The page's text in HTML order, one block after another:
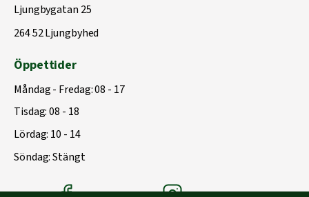
Ljungbygatan 25
264 52 Ljungbyhed
Öppettider
Måndag - Fredag: 08 - 17
Tisdag: 08 - 18
Lördag: 10 - 14
Söndag: Stängt